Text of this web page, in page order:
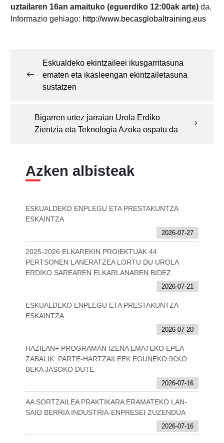
uztailaren 16an amaituko (eguerdiko 12:00ak arte)da.
Informazio gehiago: http://www.becasglobaltraining.eus
Eskualdeko ekintzaileei ikusgarritasuna
ematen eta ikasleengan ekintzailetasuna
sustatzen
Bigarren urtez jarraian Urola Erdiko
Zientzia eta Teknologia Azoka ospatu da
Azken albisteak
ESKUALDEKO ENPLEGU ETA PRESTAKUNTZA
ESKAINTZA
2026-07-27
2025-2026 ELKAREKIN PROIEKTUAK 44
PERTSONEN LANERATZEA LORTU DU UROLA
ERDIKO SAREAREN ELKARLANAREN BIDEZ
2026-07-21
ESKUALDEKO ENPLEGU ETA PRESTAKUNTZA
ESKAINTZA
2026-07-20
HAZILAN+ PROGRAMAN IZENA EMATEKO EPEA
ZABALIK. PARTE-HARTZAILEEK EGUNEKO 9€KO
BEKA JASOKO DUTE.
2026-07-16
AA SORTZAILEA PRAKTIKARA ERAMATEKO LAN-
SAIO BERRIA INDUSTRIA-ENPRESEI ZUZENDUA
2026-07-16